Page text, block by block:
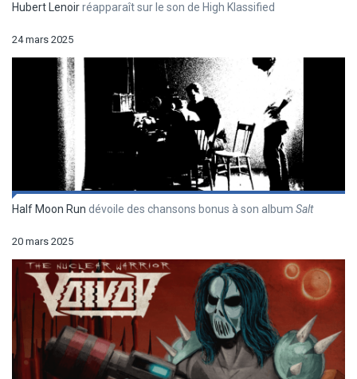
Hubert Lenoirréapparaît sur le son de High Klassified
24 mars 2025
Half Moon Run dévoile des chansons bonus à son album Salt
20 mars 2025